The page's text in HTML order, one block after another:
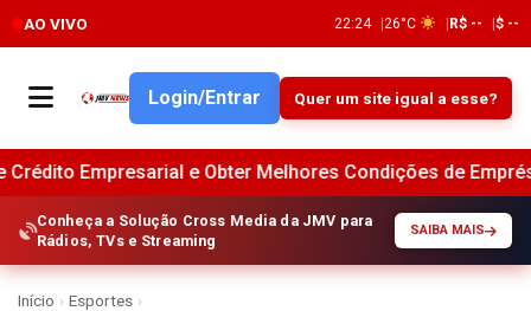
AO VIVO 22:24 26°C R$ -- $ --
Login/Entrar Quer um site igual a esse?
e Obter Melhores Condições de Empréstimo no
Conheça a Solução Cross Media da JMV para
Rádios, TVs e Streaming
SAIBA MAIS
Início › Esportes ›